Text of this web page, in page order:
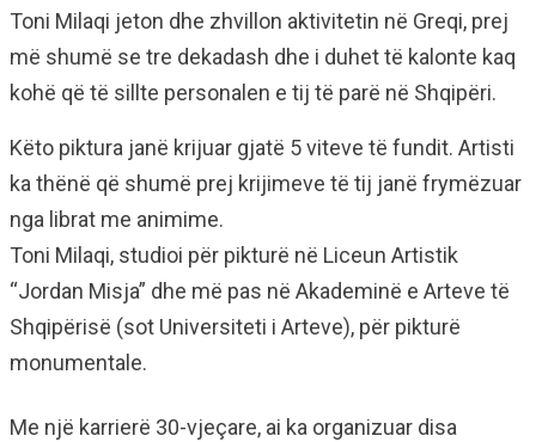
Toni Milaqi jeton dhe zhvillon aktivitetin në Greqi, prej
më shumë se tre dekadash dhe i duhet të kalonte kaq
kohë që të sillte personalen e tij të parë në Shqipëri.
Këto piktura janë krijuar gjatë 5 viteve të fundit. Artisti
ka thënë që shumë prej krijimeve të tij janë frymëzuar
nga librat me animime.
Toni Milaqi, studioi për pikturë në Liceun Artistik
“Jordan Misja” dhe më pas në Akademinë e Arteve të
Shqipërisë (sot Universiteti i Arteve), për pikturë
monumentale.
Me një karrierë 30-vjeçare, ai ka organizuar disa